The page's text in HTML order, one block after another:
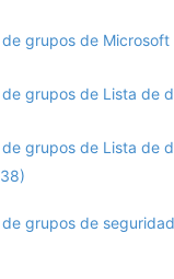
de grupos de
de grupos de Lista de
de grupos de Lista de
de grupos de